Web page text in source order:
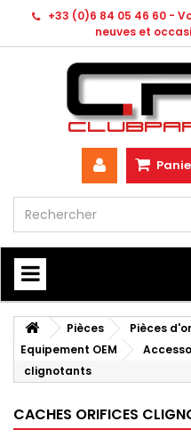
+33 (0)6 84 05 46 60 -
neuves et
Pièces
Pièces
Equipement OEM
clignotants
CACHES ORIFICES